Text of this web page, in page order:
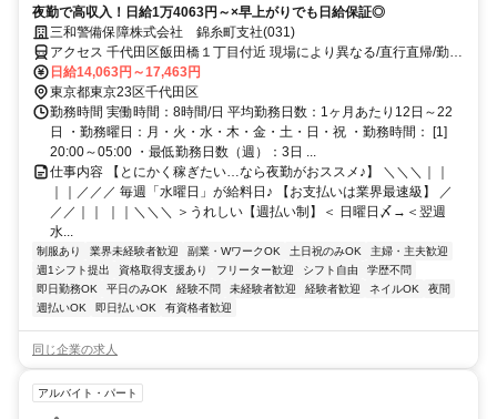
夜勤で高収入！日給1万4063円～×早上がりでも日給保証◎
三和警備保障株式会社 錦糸町支社(031)
アクセス 千代田区飯田橋１丁目付近 現場により異なる/直行直帰/勤務
地相談可 ■電話面接■来社不要
日給14,063円～17,463円
東京都東京23区千代田区
勤務時間 実働時間：8時間/日 平均勤務日数：1ヶ月あたり12日～22
日 ・勤務曜日：月・火・水・木・金・土・日・祝 ・勤務時間： [1]
20:00～05:00 ・最低勤務日数（週）：3日 ...
仕事内容 【とにかく稼ぎたい…なら夜勤がおススメ♪】 ＼＼＼｜｜
｜｜／／／ 毎週「水曜日」が給料日♪ 【お支払いは業界最速級】 ／
／／｜｜ ｜｜＼＼＼ ＞うれしい【週払い制】＜ 日曜日〆→＜翌週
水...
制服あり 業界未経験者歓迎 副業・WワークOK 土日祝のみOK
主婦・主夫歓迎
週1シフト提出
資格取得支援あり フリーター歓迎 シフト自由
学歴不問
即日勤務OK
平日のみOK 経験不問 未経験者歓迎 経験者歓迎 ネイルOK
夜間
週払いOK
即日払いOK 有資格者歓迎
同じ企業の求人
アルバイト・パート